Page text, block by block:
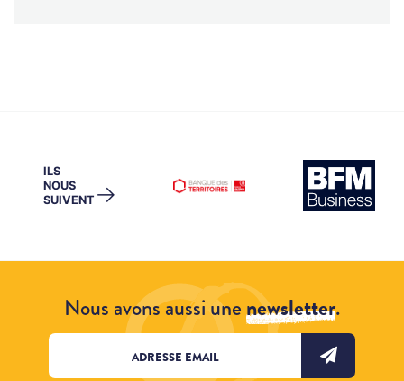
ILS
NOUS
SUIVENT →
Nous avons aussi unenewsletter.